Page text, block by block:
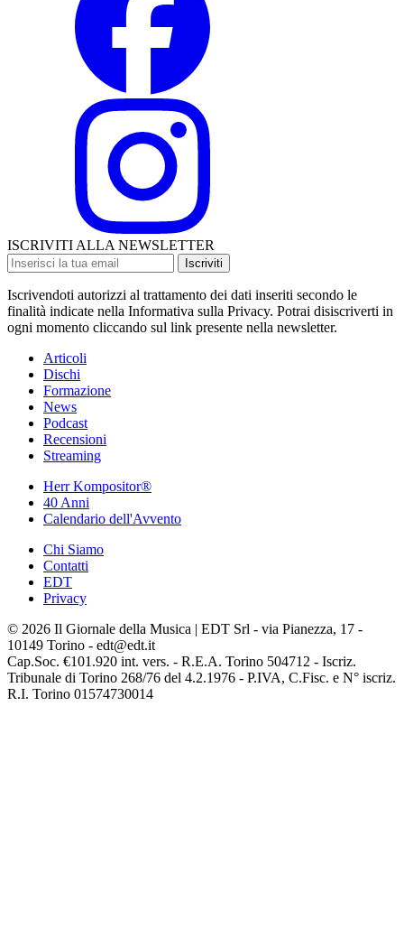
ISCRIVITI ALLA NEWSLETTER
Iscriviti
Iscrivendoti autorizzi al trattamento dei dati inseriti secondo le
finalità indicate nella Informativa sulla Privacy. Potrai disiscriverti in
ogni momento cliccando sul link presente nella newsletter.
Articoli
Dischi
Formazione
News
Podcast
Recensioni
Streaming
Herr Kompositor®
40 Anni
Calendario dell'Avvento
Chi Siamo
Contatti
EDT
Privacy
© 2026 Il Giornale della Musica | EDT Srl - via Pianezza, 17 -
10149 Torino - edt@edt.it
Cap.Soc. €101.920 int. vers. - R.E.A. Torino 504712 - Iscriz.
Tribunale di Torino 268/76 del 4.2.1976 - P.IVA, C.Fisc. e N° iscriz.
R.I. Torino 01574730014